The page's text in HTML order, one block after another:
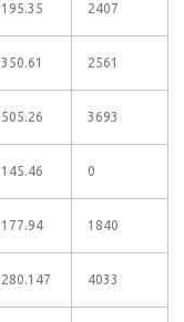
195.35 2407
350.61 2561
505.26 3693
145.46 0
177.94 1840
280.147 4033